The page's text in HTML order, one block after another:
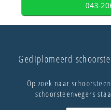
043-
Gediplomeerd
Op zoek naar
schoorsteenvegers